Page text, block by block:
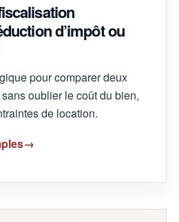
d’impôt ou
pour comparer deux
oublier le coût du bien,
de location.